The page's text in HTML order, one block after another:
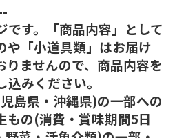
す。「商品内容」として
や「小道具類」はお届け
りませんので、商品内容を
みください。
島県・沖縄県)の一部への
もの(消費・賞味期間5日